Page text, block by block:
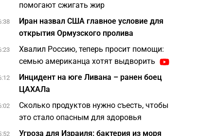
помогают сжигать жир
Иран назвал США главное условие для
открытия Ормузского пролива
Хвалил Россию, теперь просит помощи:
семью американца хотят выдворить
Инцидент на юге Ливана – ранен боец
ЦАХАЛа
Сколько продуктов нужно съесть, чтобы
это стало опасным для здоровья
Угроза для Израиля: бактерия из моря